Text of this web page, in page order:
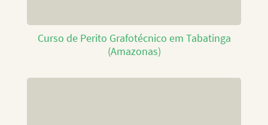
Curso de Perito Grafotécnico em Tabatinga
(Amazonas)